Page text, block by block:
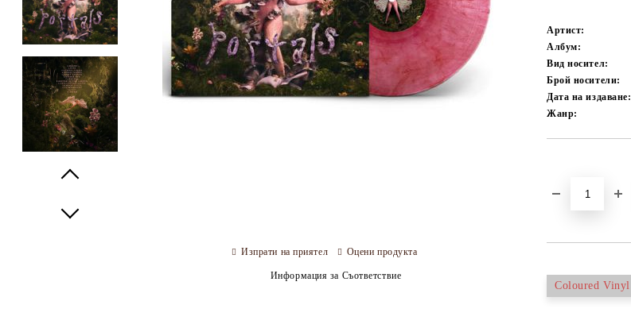
Артист:
Албум:
Вид носител:
Брой носители:
Дата на издаване:
Жанр:
Coloured Vinyl
Изпрати на приятел Оцени продукта
Информация за Съответствие